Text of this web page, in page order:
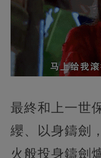
最終和上一世
纓、以身鑄劍
火般投身鑄劍